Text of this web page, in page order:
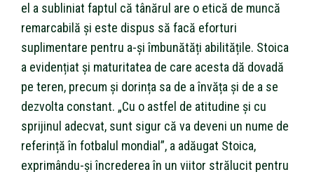
el a subliniat faptul că tânărul are o etică de muncă
remarcabilă și este dispus să facă eforturi
suplimentare pentru a-și îmbunătăți abilitățile. Stoica
a evidențiat și maturitatea de care acesta dă dovadă
pe teren, precum și dorința sa de a învăța și de a se
dezvolta constant. „Cu o astfel de atitudine și cu
sprijinul adecvat, sunt sigur că va deveni un nume de
referință în fotbalul mondial”, a adăugat Stoica,
exprimându-și încrederea în un viitor strălucit pentru